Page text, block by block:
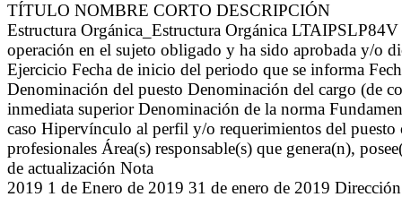
TÍTULO NOMBRE CORTO DESCRIPCIÓN
Estructura Orgánica_Estructura Orgánica
operación en el sujeto obligado y ha sido aprobada y/o
Ejercicio Fecha de inicio del periodo que se informa
Denominación del puesto Denominación del cargo (de
inmediata superior Denominación de la norma
caso Hipervínculo al perfil y/o requerimientos del puesto
profesionales Área(s) responsable(s) que genera(n),
de actualización Nota
2019 1 de Enero de 2019 31 de enero de 2019